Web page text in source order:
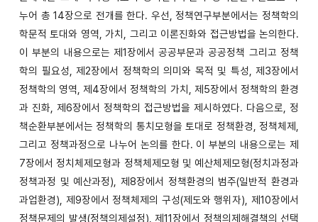
누어 총 14장으로 전개를 한다. 우선, 정책연구부분에서는 정책학의
학문적 토대와 영역, 가치, 그리고 이론진화와 접근방법을 논의한다.
이 부분의 내용으로는 제1장에서 공공부문과 공공정책 그리고 정책
학의 필요성, 제2장에서 정책학의 의미와 목적 및 특성, 제3장에서
정책학의 영역, 제4장에서 정책학의 가치, 제5장에서 정책학의 환경
과 진화, 제6장에서 정책학의 접근방법을 제시하였다. 다음으로, 정
책순환부분에서는 정책학의 통치모형을 토대로 정책환경, 정책체제,
그리고 정책과정으로 나누어 논의를 한다. 이 부분의 내용으로는 제
7장에서 정치체제모형과 정책체제모형 및 예산체제모형(정치과정과
정책과정 및 예산과정), 제8장에서 정책환경의 범주(일반적 환경과
과업환경), 제9장에서 정책체제의 구성(제도와 행위자), 제10장에서
정책문제의 발생(정책의제설정), 제11장에서 정책의제해결책의 선택